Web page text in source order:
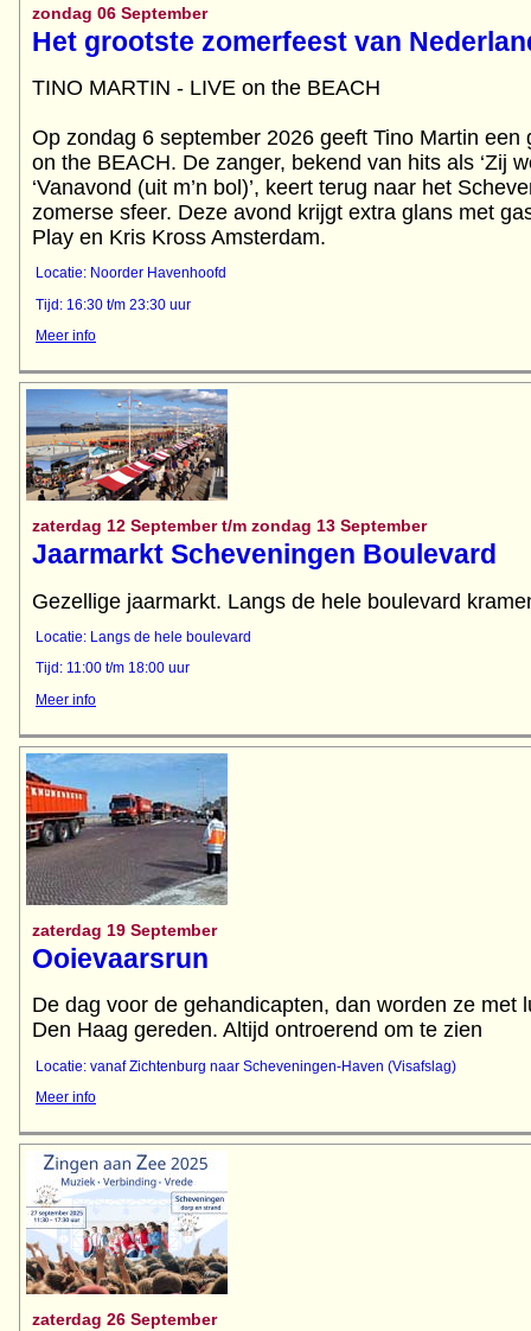
zondag 06 September
Het grootste zomerfeest van
TINO MARTIN - LIVE on the BEACH
Op zondag 6 september 2026 geeft Tino Martin
on the BEACH. De zanger, bekend van hits als ‘Zij
‘Vanavond (uit m’n bol)’, keert terug naar het
zomerse sfeer. Deze avond krijgt extra glans met
Play en Kris Kross Amsterdam.
Locatie: Noorder Havenhoofd
Tijd: 16:30 t/m 23:30 uur
Meer info
zaterdag 12 September t/m zondag 13 September
Jaarmarkt Scheveningen Boulevard
Gezellige jaarmarkt. Langs de hele boulevard
Locatie: Langs de hele boulevard
Tijd: 11:00 t/m 18:00 uur
Meer info
zaterdag 19 September
Ooievaarsrun
De dag voor de gehandicapten, dan worden ze met
Locatie: vanaf Zichtenburg naar Scheveningen-Haven (Visafslag)
Meer info
zaterdag 26 September